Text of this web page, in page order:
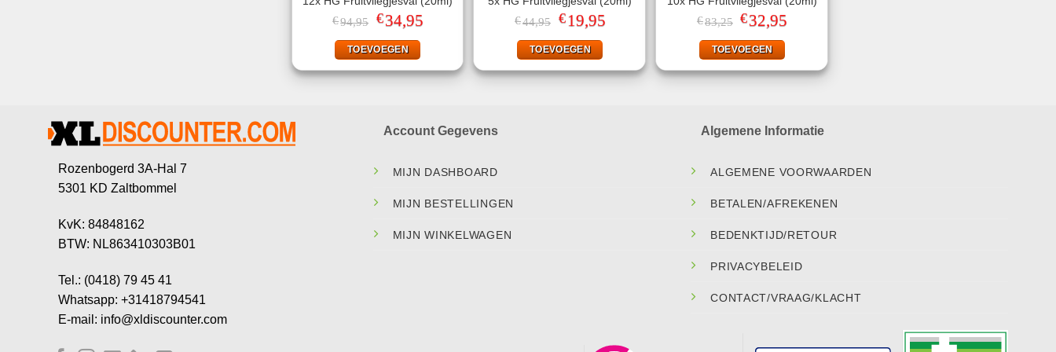
€94,95
Oorspronkelijke
prijs
was:
€94,95.
€34,95Huidige
prijs
is:
TOEVOEGEN
€44,95
Oorspronkelijke
prijs
was:
€44,95.
€ 19,95Huidige
prijs
is:
TOEVOEGEN
€83,25 Oorspronkelijke
prijs
was:
€83,25.
€32,95Huidige
prijs
is:
TOEVOEGEN
Rozenbogerd 3A-Hal 7
5301 KD Zaltbommel
KvK: 84848162
BTW: NL863410303B01
Tel.: (0418) 79 45 41
Whatsapp: +31418794541
E-mail: info@xldiscounter.com
Account Gegevens
MIJN DASHBOARD
MIJN BESTELLINGEN
MIJN WINKELWAGEN
Algemene Informatie
ALGEMENE VOORWAARDEN
BETALEN/AFREKENEN
BEDENKTIJD/RETOUR
PRIVACYBELEID
CONTACT/VRAAG/KLACHT